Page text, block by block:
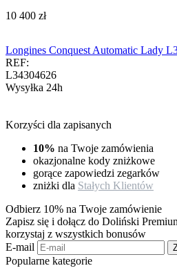
‍10 400‍ zł
Longines Conquest Automatic Lady
REF:
L34304626
Wysyłka 24h
Korzyści dla zapisanych
10% na Twoje zamówienia
okazjonalne kody zniżkowe
gorące zapowiedzi zegarków
zniżki dla Stałych Klientów
Odbierz 10% na Twoje zamówienie
Zapisz się i dołącz do Doliński
korzystaj z wszystkich bonusów
E-mail
Popularne kategorie